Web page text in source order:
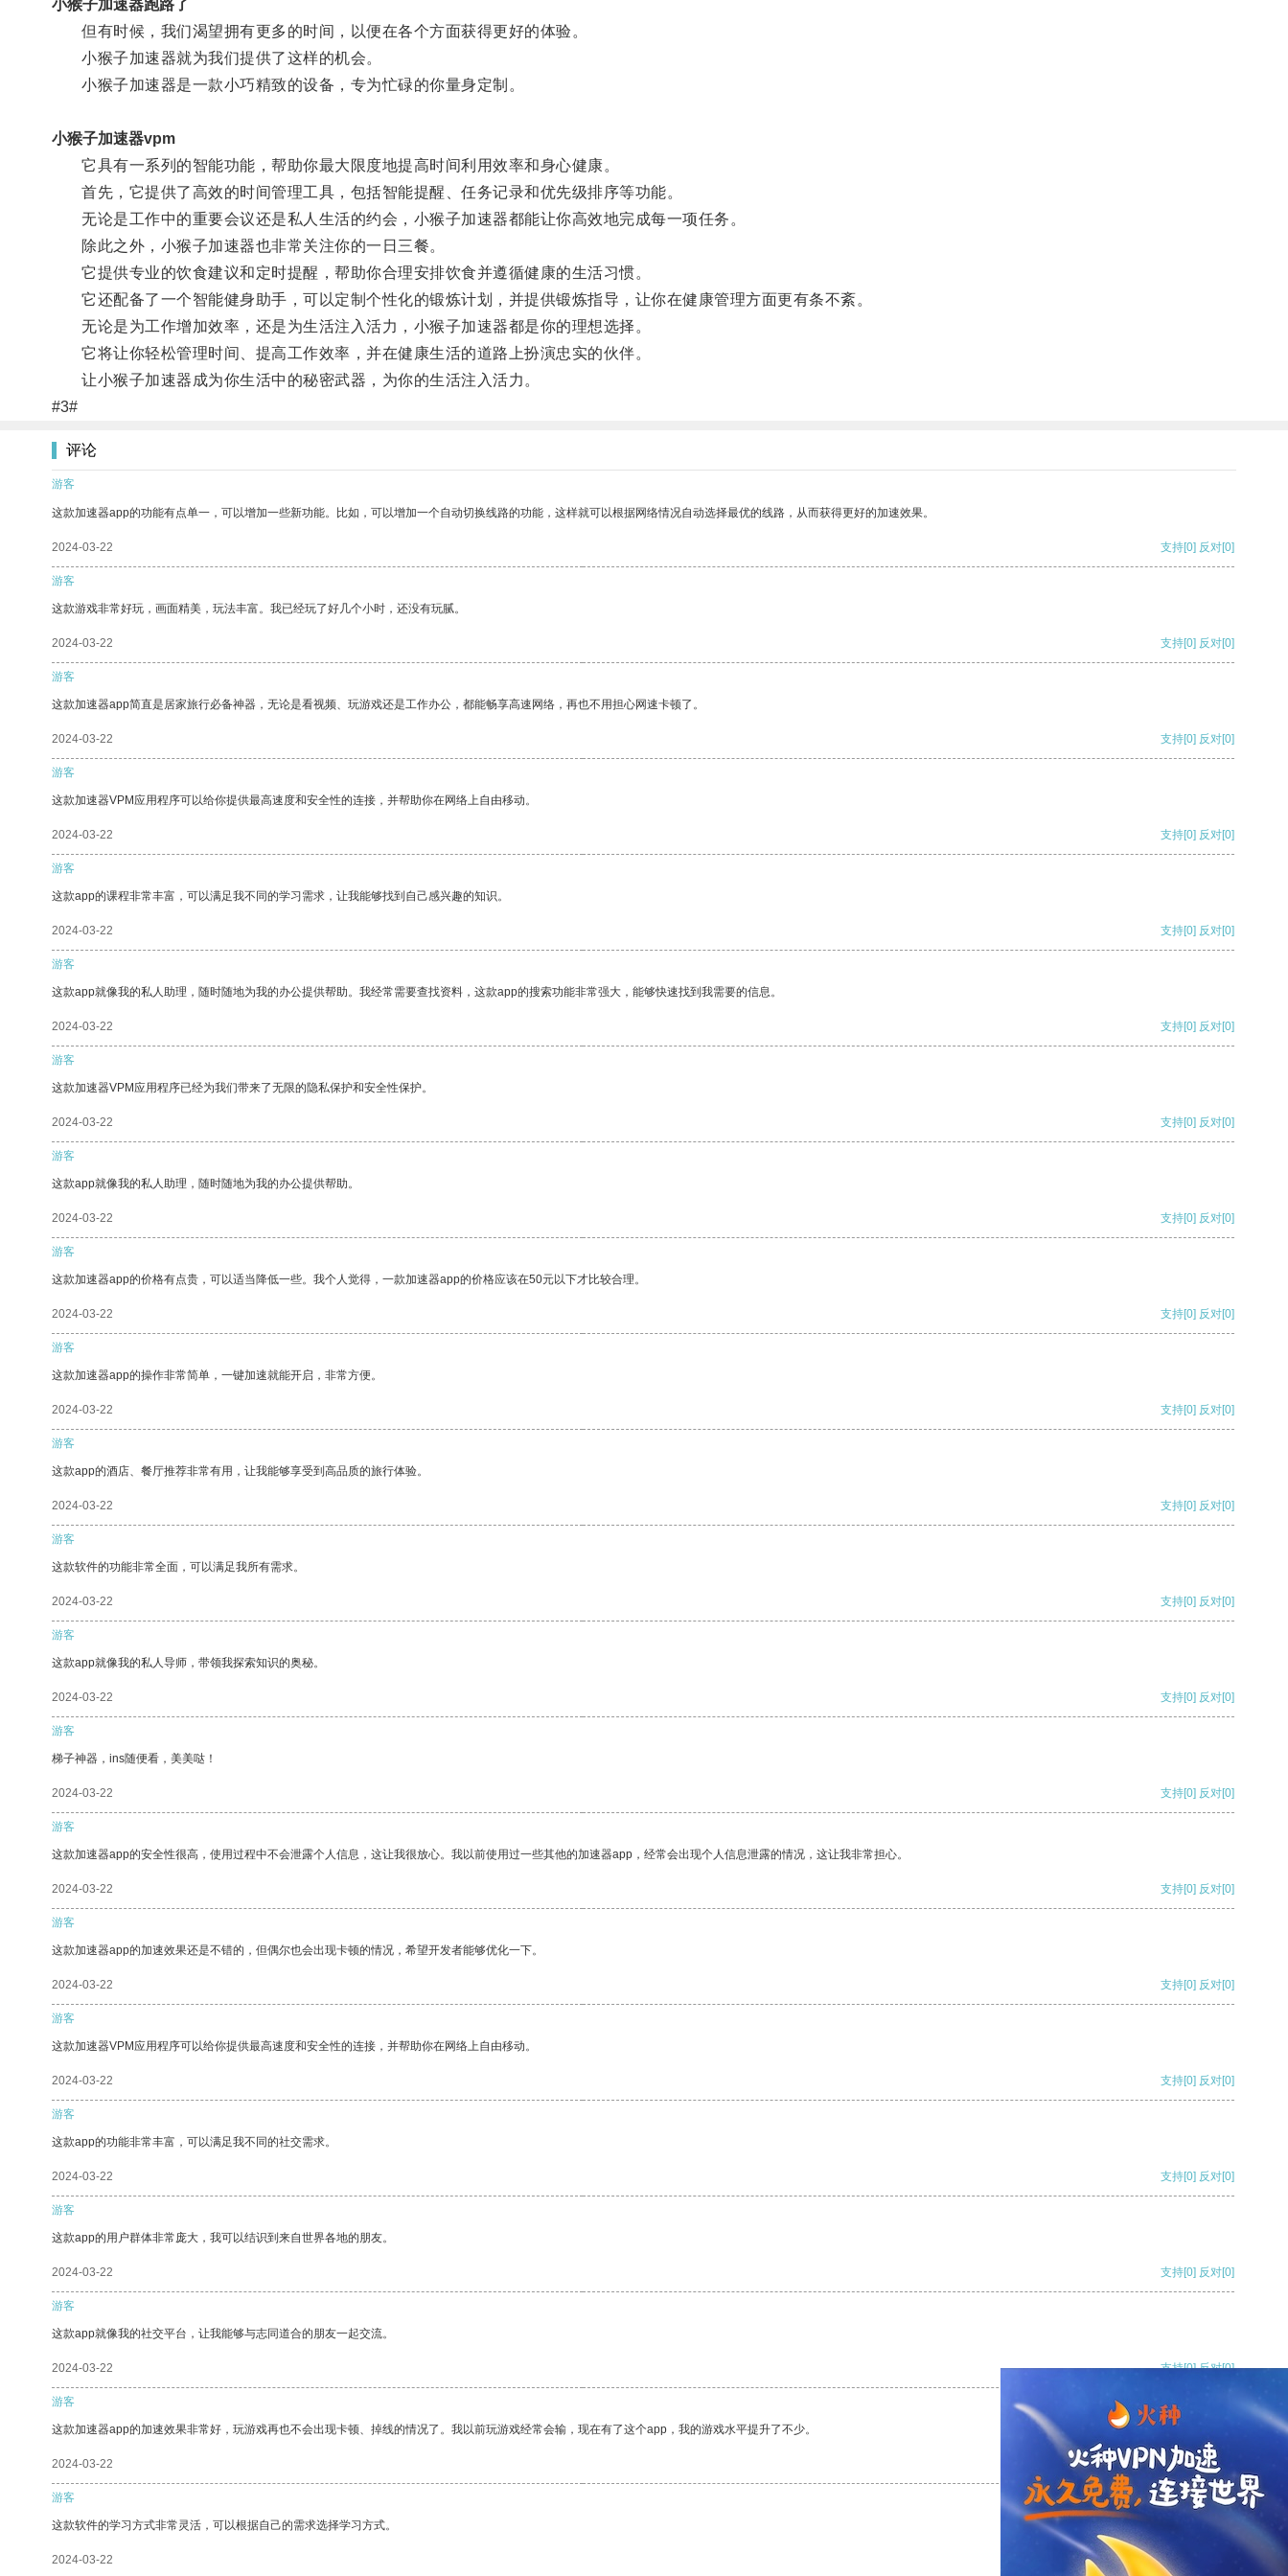
小猴子加速器跑路了
但有时候，我们渴望拥有更多的时间，以便在各个方面获得更好的体验。
小猴子加速器就为我们提供了这样的机会。
小猴子加速器是一款小巧精致的设备，专为忙碌的你量身定制。
小猴子加速器vpm
它具有一系列的智能功能，帮助你最大限度地提高时间利用效率和身心健康。
首先，它提供了高效的时间管理工具，包括智能提醒、任务记录和优先级排序等功能。
无论是工作中的重要会议还是私人生活的约会，小猴子加速器都能让你高效地完成每一项任务。
除此之外，小猴子加速器也非常关注你的一日三餐。
它提供专业的饮食建议和定时提醒，帮助你合理安排饮食并遵循健康的生活习惯。
它还配备了一个智能健身助手，可以定制个性化的锻炼计划，并提供锻炼指导，让你在健康管理方面更有条不紊。
无论是为工作增加效率，还是为生活注入活力，小猴子加速器都是你的理想选择。
它将让你轻松管理时间、提高工作效率，并在健康生活的道路上扮演忠实的伙伴。
让小猴子加速器成为你生活中的秘密武器，为你的生活注入活力。
#3#
评论
游客
这款加速器app的功能有点单一，可以增加一些新功能。比如，可以增加一个自动切换线路的功能，这样就可以根据网络情况自动选择最优的线路，从而获得更好的加速效果。
2024-03-22 支持[0] 反对[0]
游客
这款游戏非常好玩，画面精美，玩法丰富。我已经玩了好几个小时，还没有玩腻。
2024-03-22 支持[0] 反对[0]
游客
这款加速器app简直是居家旅行必备神器，无论是看视频、玩游戏还是工作办公，都能畅享高速网络，再也不用担心网速卡顿了。
2024-03-22 支持[0] 反对[0]
游客
这款加速器VPM应用程序可以给你提供最高速度和安全性的连接，并帮助你在网络上自由移动。
2024-03-22 支持[0] 反对[0]
游客
这款app的课程非常丰富，可以满足我不同的学习需求，让我能够找到自己感兴趣的知识。
2024-03-22 支持[0] 反对[0]
游客
这款app就像我的私人助理，随时随地为我的办公提供帮助。我经常需要查找资料，这款app的搜索功能非常强大，能够快速找到我需要的信息。
2024-03-22 支持[0] 反对[0]
游客
这款加速器VPM应用程序已经为我们带来了无限的隐私保护和安全性保护。
2024-03-22 支持[0] 反对[0]
游客
这款app就像我的私人助理，随时随地为我的办公提供帮助。
2024-03-22 支持[0] 反对[0]
游客
这款加速器app的价格有点贵，可以适当降低一些。我个人觉得，一款加速器app的价格应该在50元以下才比较合理。
2024-03-22 支持[0] 反对[0]
游客
这款加速器app的操作非常简单，一键加速就能开启，非常方便。
2024-03-22 支持[0] 反对[0]
游客
这款app的酒店、餐厅推荐非常有用，让我能够享受到高品质的旅行体验。
2024-03-22 支持[0] 反对[0]
游客
这款软件的功能非常全面，可以满足我所有需求。
2024-03-22 支持[0] 反对[0]
游客
这款app就像我的私人导师，带领我探索知识的奥秘。
2024-03-22 支持[0] 反对[0]
游客
梯子神器，ins随便看，美美哒！
2024-03-22 支持[0] 反对[0]
游客
这款加速器app的安全性很高，使用过程中不会泄露个人信息，这让我很放心。我以前使用过一些其他的加速器app，经常会出现个人信息泄露的情况，这让我非常担心。
2024-03-22 支持[0] 反对[0]
游客
这款加速器app的加速效果还是不错的，但偶尔也会出现卡顿的情况，希望开发者能够优化一下。
2024-03-22 支持[0] 反对[0]
游客
这款加速器VPM应用程序可以给你提供最高速度和安全性的连接，并帮助你在网络上自由移动。
2024-03-22 支持[0] 反对[0]
游客
这款app的功能非常丰富，可以满足我不同的社交需求。
2024-03-22 支持[0] 反对[0]
游客
这款app的用户群体非常庞大，我可以结识到来自世界各地的朋友。
2024-03-22 支持[0] 反对[0]
游客
这款app就像我的社交平台，让我能够与志同道合的朋友一起交流。
2024-03-22 支持[0] 反对[0]
游客
这款加速器app的加速效果非常好，玩游戏再也不会出现卡顿、掉线的情况了。我以前玩游戏经常会输，现在有了这个app，我的游戏水平提升了不少。
2024-03-22 支持[0] 反对
游客
这款软件的学习方式非常灵活，可以根据自己的需求选择学习方式。
2024-03-22 支持